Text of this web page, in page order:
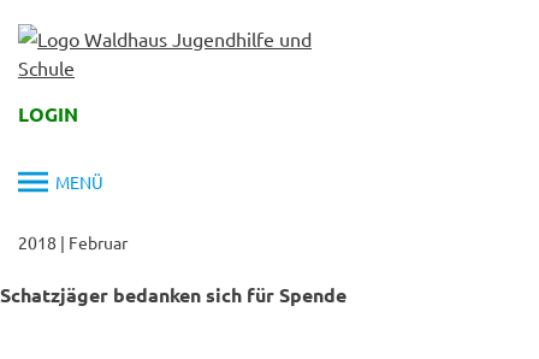
content
LOGIN
MENÜ
2018 | Februar
Schatzjäger bedanken sich für Spende